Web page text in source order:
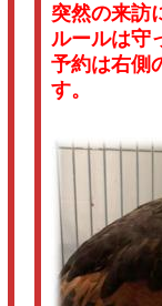
突然の来訪
ルールは守
予約は右側
す。